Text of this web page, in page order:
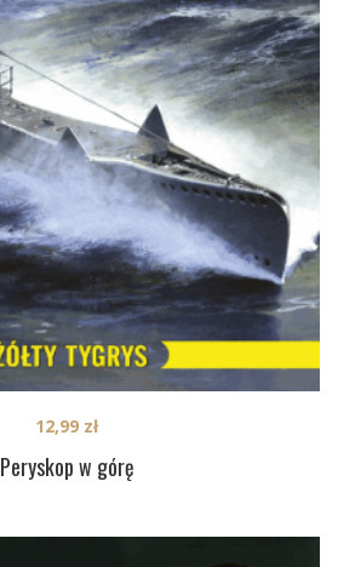
Peryskop w górę
12,99 zł